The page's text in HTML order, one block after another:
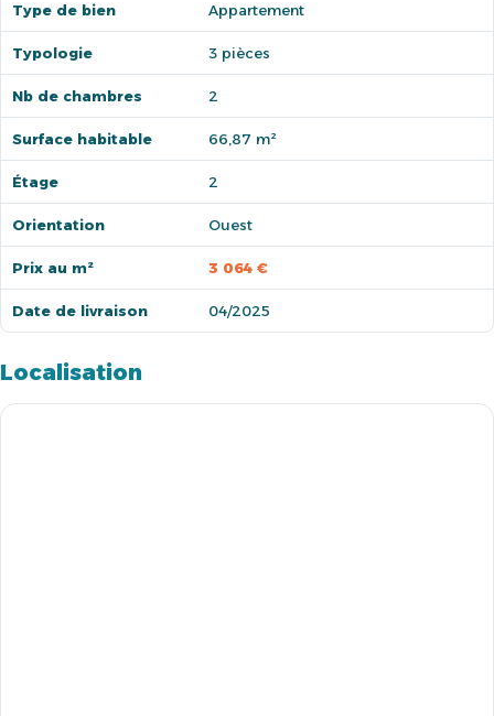
Type de bien Appartement
Typologie 3 pièces
Nb de chambres 2
Surface habitable 66,87 m²
Étage 2
Orientation Ouest
Prix au m² 3 064 €
Date de livraison 04/2025
Localisation